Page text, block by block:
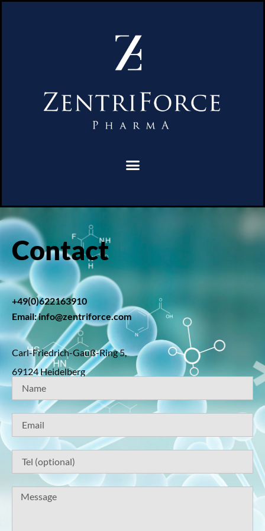
Contact
+49(0)622163910
Email: info@zentriforce.com
Carl-Friedrich-Gauß-Ring 5,
69124 Heidelberg